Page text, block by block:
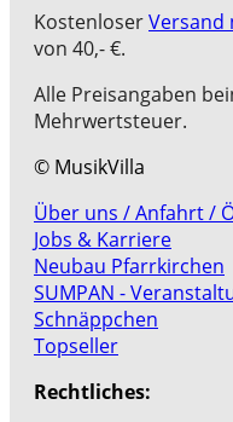
KostenloserVersand
von 40,- €.
Alle Preisangaben
Mehrwertsteuer.
© MusikVilla
Über uns / Anfahrt /
Jobs & Karriere
Neubau Pfarrkirchen
SUMPAN -
Schnäppchen
Topseller
Rechtliches: